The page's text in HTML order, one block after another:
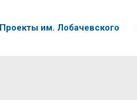
Проекты им. Лобачевского